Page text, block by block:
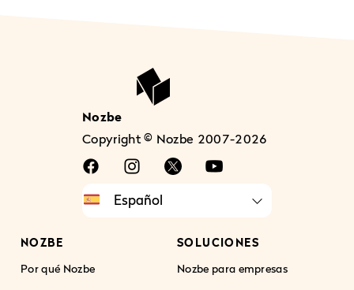
Nozbe
Copyright © Nozbe 2007-2026
NOZBE
Por qué Nozbe
SOLUCIONES
Nozbe para empresas